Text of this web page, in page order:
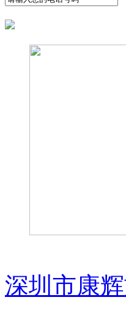
深圳市康